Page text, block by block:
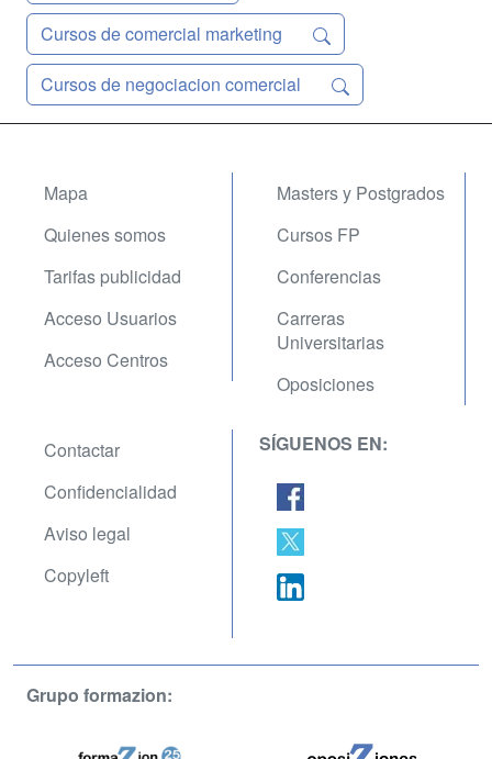
Cursos de comercial marketing
Cursos de negociacion comercial
Mapa
Quienes somos
Tarifas publicidad
Acceso Usuarios
Acceso Centros
Masters y Postgrados
Cursos FP
Conferencias
Carreras
Universitarias
Oposiciones
Contactar
Confidencialidad
Aviso legal
Copyleft
SÍGUENOS EN:
Grupo formazion: